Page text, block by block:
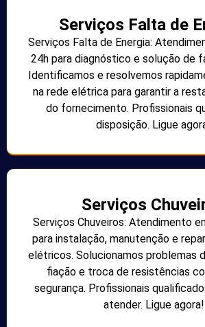
Serviços Falta de
Serviços Falta de Energia:
24h para diagnóstico e solução de
Identificamos e resolvemos
na rede elétrica para garantir a
do fornecimento. Profissionais
disposição. Ligue
Serviços
Serviços Chuveiros: Atendimento
para instalação, manutenção e
elétricos. Solucionamos problemas
fiação e troca de resistências
segurança. Profissionais
atender. Ligue agora!